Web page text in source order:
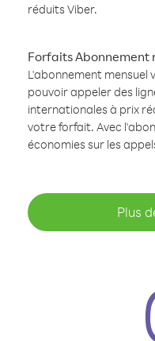
réduits Viber.
Forfaits Abonnement
L'abonnement mensuel
pouvoir appeler des
internationales à prix
votre forfait. Avec
économies sur les
Plus